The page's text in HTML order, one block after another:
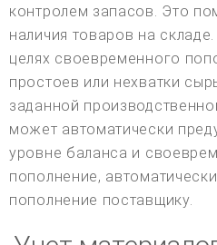
контролем запасов. Это
наличия товаров на
целях своевременного
простоев или нехватки
заданной
может автоматически
уровне баланса и
пополнение,
пополнение поставщику.